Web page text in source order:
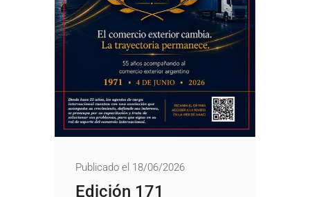
Publicado el 18/06/2026
Edición 171